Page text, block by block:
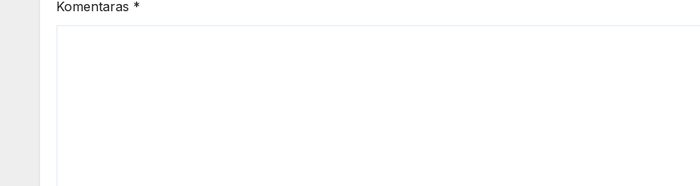
Komentaras *